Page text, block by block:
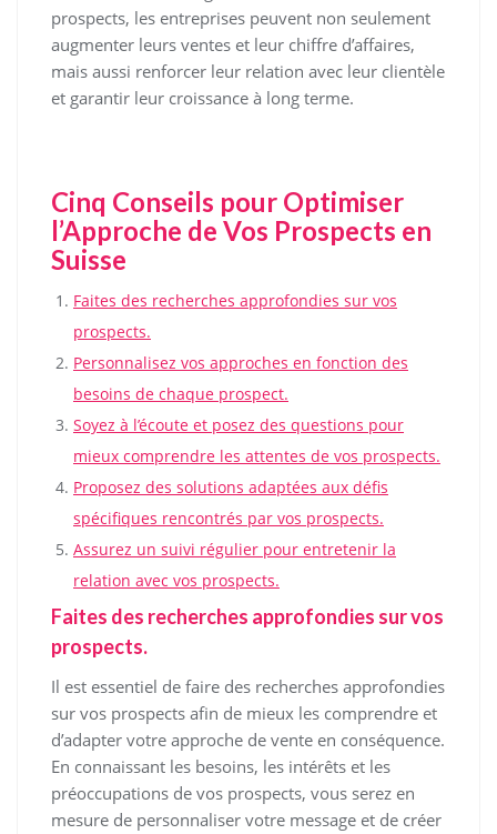
prospects, les entreprises peuvent non seulement
augmenter leurs ventes et leur chiffre d’affaires,
mais aussi renforcer leur relation avec leur clientèle
et garantir leur croissance à long terme.
Cinq Conseils pour Optimiser
l’Approche de Vos Prospects en
Suisse
Faites des recherches approfondies sur vos
prospects.
Personnalisez vos approches en fonction des
besoins de chaque prospect.
Soyez à l’écoute et posez des questions pour
mieux comprendre les attentes de vos prospects.
Proposez des solutions adaptées aux défis
spécifiques rencontrés par vos prospects.
Assurez un suivi régulier pour entretenir la
relation avec vos prospects.
Faites des recherches approfondies sur vos
prospects.
Il est essentiel de faire des recherches approfondies
sur vos prospects afin de mieux les comprendre et
d’adapter votre approche de vente en conséquence.
En connaissant les besoins, les intérêts et les
préoccupations de vos prospects, vous serez en
mesure de personnaliser votre message et de créer